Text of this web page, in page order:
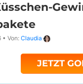
• Von: Claudia
JETZT